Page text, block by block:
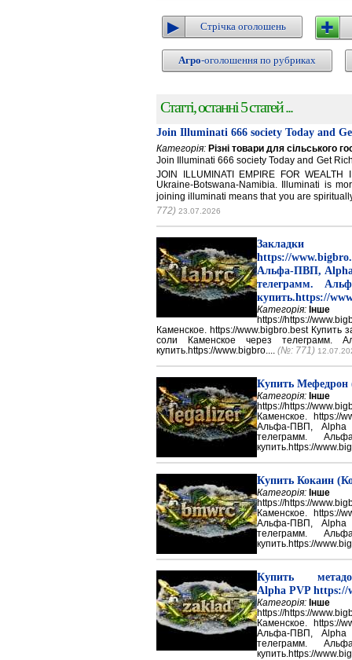
Стрічка оголошень
Агро-оголошення по рубриках
Статті, останні 5 статей ...
Join Illuminati 666 society Today and
Категорія: Різні товари для сільського
Join Illuminati 666 society Today and Get
JOIN ILLUMINATI EMPIRE FOR WEALTH
Ukraine-Botswana-Namibia. Illuminati is
joining illuminati means that you are
772) 23.07.2026
Закладки
https://
Альфа-ПВП, Alpha
телеграмм.
купить.https://
Категорія: Інше
https://https://
Каменское. https://www.bigbro.best Купить
соли Каменское через телеграмм.
купить.https://www.bigbro.... (№: 771)
Купить
Категорія: Інше
https://https://
Каменское. https://
Альфа-ПВП, Alpha
телеграмм.
купить.https://
Купить Кокаин
Категорія: Інше
https://https://
Каменское. https://
Альфа-ПВП, Alpha
телеграмм.
купить.https://
Купить
Alpha PVP https://
Категорія: Інше
https://https://
Каменское. https://
Альфа-ПВП, Alpha
телеграмм.
купить.https://